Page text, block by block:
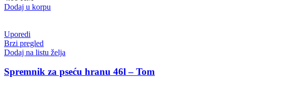
Dodaj u korpu
Uporedi
Brzi pregled
Dodaj na listu želja
Spremnik za pseću hranu 46l – Tom